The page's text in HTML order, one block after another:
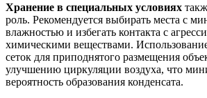
Хранение в специальных условиях
роль. Рекомендуется выбирать места с
влажностью и избегать контакта с
химическими веществами.
сеток для приподнятого размещения
улучшению циркуляции воздуха, что
вероятность образования конденсата.